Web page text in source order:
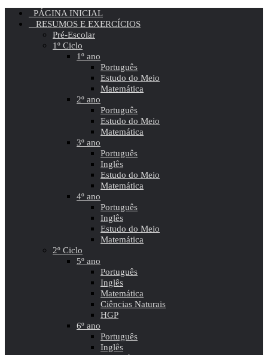
PÁGINA INICIAL
RESUMOS E EXERCÍCIOS
Pré-Escolar
1º Ciclo
1º ano
Português
Estudo do Meio
Matemática
2º ano
Português
Estudo do Meio
Matemática
3º ano
Português
Inglês
Estudo do Meio
Matemática
4º ano
Português
Inglês
Estudo do Meio
Matemática
2º Ciclo
5º ano
Português
Inglês
Matemática
Ciências Naturais
HGP
6º ano
Português
Inglês